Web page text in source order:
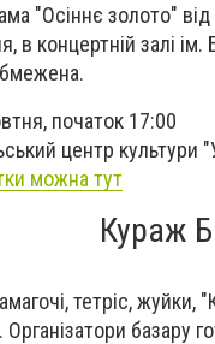
"Осіннє золото" від
в концертній залі
початок 17:00
центр культури
можна тут
Кураж
тетріс,
Організатори базару